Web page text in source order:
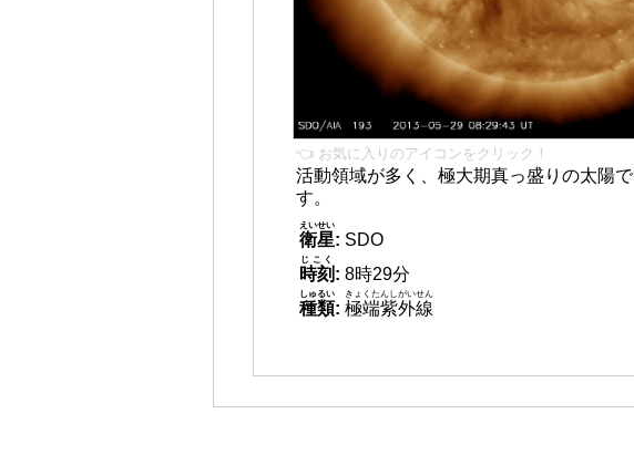
👈 お気に入りのアイコンをクリック！
活動領域が多く、極大期真っ盛りの太陽で
す。
衛星
えいせい
: SDO
時刻
じこく
: 8時29分
種類
しゅるい
: 極端紫外線
きょくたんしがいせん